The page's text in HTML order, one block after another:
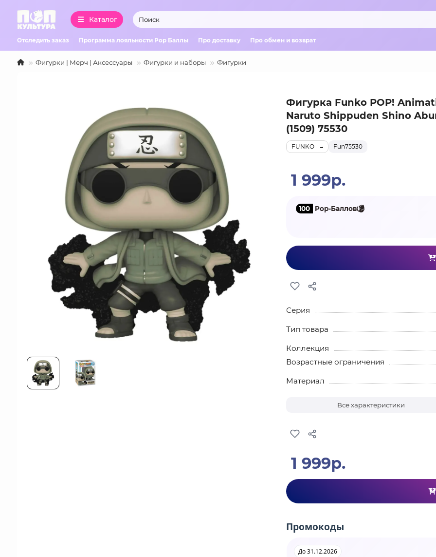
Каталог
Отследить заказ Программа лояльности Pop Баллы Про доставку Про обмен и возврат
Фигурки | Мерч | Аксессуары Фигурки и наборы Фигурки
Фигурка Funko POP!
Naruto Shippuden Shino
(1509) 75530
Fun75530
FUNKO
1 999р.
100 Pop-Баллов
Серия
Тип товара
Коллекция
Возрастные ограничения
Материал
Все характеристики
1 999р.
Промокоды
До 31.12.2026